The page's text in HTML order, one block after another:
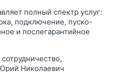
полный спектр услуг:
подключение, пуско-
и послегарантийное
Николаевич